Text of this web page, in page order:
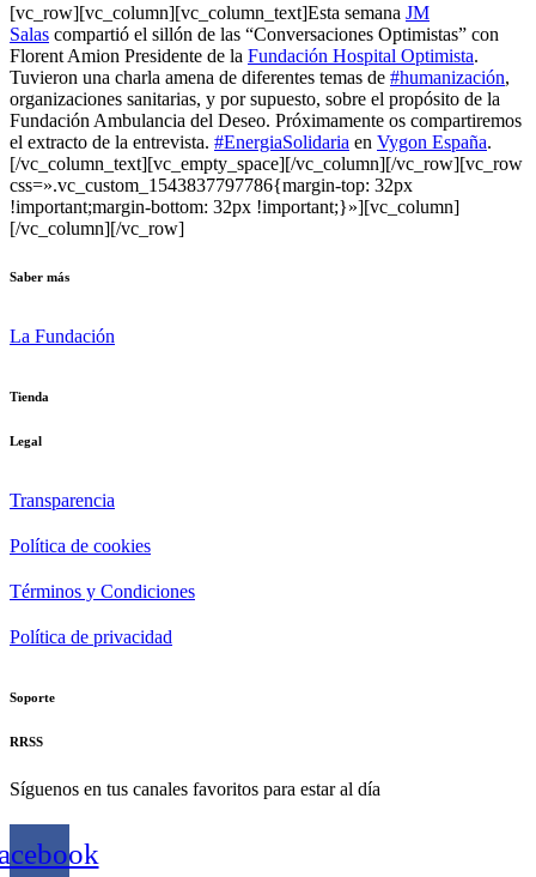
[vc_row][vc_column][vc_column_text]Esta semana JM
Salas compartió el sillón de las “Conversaciones Optimistas” con
Florent Amion Presidente de la Fundación Hospital Optimista.
Tuvieron una charla amena de diferentes temas de #humanización,
organizaciones sanitarias, y por supuesto, sobre el propósito de la
Fundación Ambulancia del Deseo. Próximamente os compartiremos
el extracto de la entrevista. #EnergiaSolidaria en Vygon España.
[/vc_column_text][vc_empty_space][/vc_column][/vc_row][vc_row
css=».vc_custom_1543837797786{margin-top: 32px
!important;margin-bottom: 32px !important;}»][vc_column]
[/vc_column][/vc_row]
Saber más
La Fundación
Tienda
Legal
Transparencia
Política de cookies
Términos y Condiciones
Política de privacidad
Soporte
RRSS
Síguenos en tus canales favoritos para estar al día